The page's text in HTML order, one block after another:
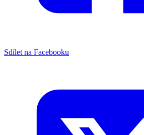
Sdílet na Facebooku